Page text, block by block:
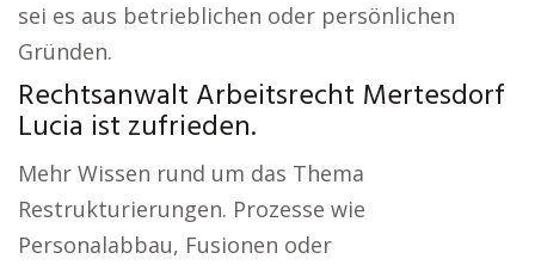
sei es aus betrieblichen oder persönlichen
Gründen.
Rechtsanwalt Arbeitsrecht Mertesdorf
Lucia ist zufrieden.
Mehr Wissen rund um das Thema
Restrukturierungen. Prozesse wie
Personalabbau, Fusionen oder